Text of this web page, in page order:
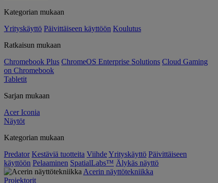
Kategorian mukaan
Yrityskäyttö Päivittäiseen käyttöön Koulutus
Ratkaisun mukaan
Chromebook Plus ChromeOS Enterprise Solutions Cloud Gaming
on Chromebook
Tabletit
Sarjan mukaan
Acer Iconia
Näytöt
Kategorian mukaan
Predator Kestäviä tuotteita ViihdeYrityskäyttö Päivittäiseen
käyttöön Pelaaminen SpatialLabs™ Älykäs näyttö
Acerin näyttötekniikka
Projektorit